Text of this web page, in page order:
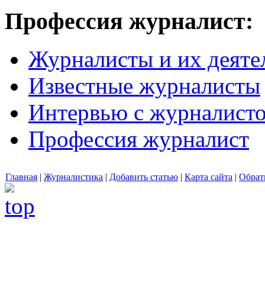
Профессия журналист:
Журналисты и их
Известные журналисты
Интервью с
Профессия журналист
Главная | Журналистика | Добавить статью | Карта сайта |